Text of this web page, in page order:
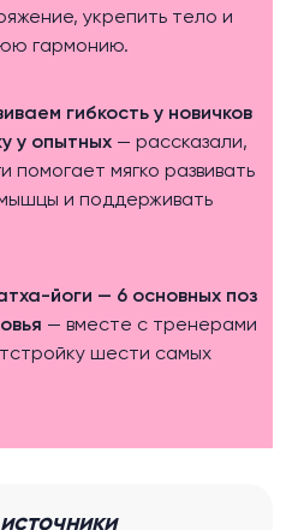
укрепить тело и
гармонию.
гибкость у новичков
у опытных — рассказали,
помогает мягко развивать
мышцы и поддерживать
йоги — 6 основных поз
— вместе с тренерами
шести самых